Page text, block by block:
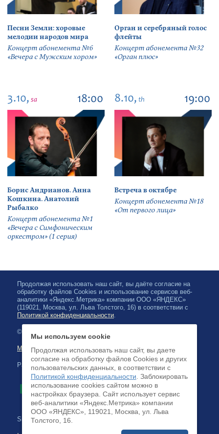
Песни Земли: хоровые
мелодии народов мира
Концерт абонемента №6
«Вечера с Мужским хором»
Орган и серебряный голос
флейты
Концерт абонемента №32
«Орган плюс»
3.10, sa 18:00
Борис Андрианов. Анна
Кошкина. Анатолий
Рыбалко
Концерт абонемента №1
«Вечера с Симфоническим
оркестром» (1 серия)
8.10, th 19:00
Встреча в октябре
Концерт абонемента №18
«От первого лица»
Продолжая использовать наш сайт, вы даёте согласие на
обработку файлов Cookies и использование сервисов веб-
аналитики «Яндекс.Метрика» компании ООО «ЯНДЕКС»
(119021, Москва, ул. Льва Толстого, 16) в соответствии с
Политикой конфиденциальности.
© 2026, Karelian State Philharmonic
Map of site
Payment by credit cards available
Site development:
Мы используем cookie
Продолжая использовать наш сайт, вы даете
согласие на обработку файлов Cookies и других
пользовательских данных, в соответствии с
Политикой конфиденциальности . Заблокировать
использование cookies сайтом можно в
настройках браузера. Cайт использует сервис
веб-аналитики «Яндекс.Метрика» компании
ООО «ЯНДЕКС», 119021, Москва, ул. Льва
Толстого, 16.